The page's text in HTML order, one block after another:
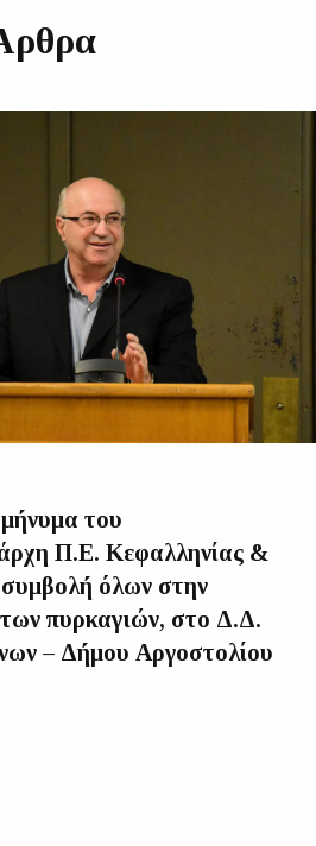
του
Π.Ε. Κεφαλληνίας &
συμβολή όλων στην
πυρκαγιών, στο Δ.Δ.
– Δήμου Αργοστολίου